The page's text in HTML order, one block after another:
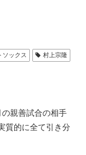
ソックス
村上宗隆
親善試合の相手
質的に全て引き分